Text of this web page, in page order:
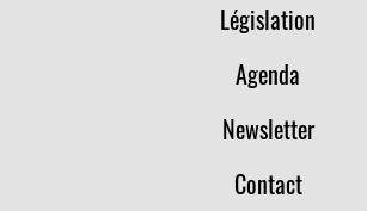
Législation
Agenda
Newsletter
Contact